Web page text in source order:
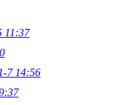
11:37
7 14:56